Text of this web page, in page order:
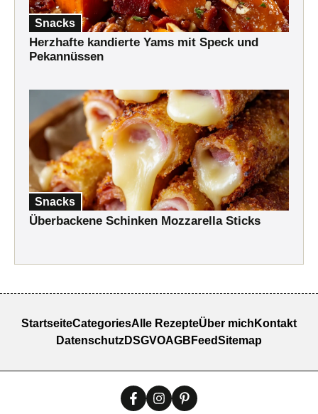
Snacks
Herzhafte kandierte Yams mit Speck und
Pekannüssen
Snacks
Überbackene Schinken Mozzarella Sticks
StartseiteCategoriesAlle RezepteÜber mich Kontakt
DatenschutzDSGVOAGB FeedSitemap